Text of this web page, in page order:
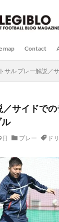
map Contact
サル プレー解説／
／サイドで
プレー ド